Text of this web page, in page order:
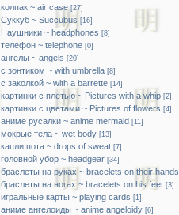
колпак ~ air case [27]
Суккуб ~ Succubus [16]
Наушники ~ headphones [8]
телефон ~ telephone [0]
ангелы ~ angels [20]
с зонтиком ~ with umbrella [8]
с заколкой ~ with a barrette [14]
картинки с плетью ~ Pictures with a whip [2]
картинки с цветами ~ Pictures of flowers [4]
аниме русалки ~ anime mermaid [11]
мокрые тела ~ wet body [13]
капли пота ~ drops of sweat [7]
головной убор ~ headgear [34]
браслеты на руках ~ bracelets on their hands
браслеты на ногах ~ bracelets on his feet [3]
игральные карты ~ playing cards [1]
аниме ангелоиды ~ anime angeloidy [6]